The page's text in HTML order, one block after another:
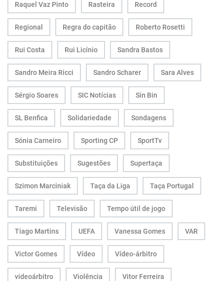
Raquel Vaz Pinto Rasteira Record
Regional Regra do capitão Roberto Rosetti
Rui Costa Rui Licínio Sandra Bastos
Sandro Meira Ricci Sandro Scharer Sara Alves
Sérgio Soares SIC Notícias Sin Bin
SL Benfica Solidariedade Sondagens
Sónia Carneiro Sporting CP SportTv
Substituições Sugestões Supertaça
Szimon Marciniak Taça da Liga Taça Portugal
Taremi Televisão Tempo útil de jogo
Tiago Martins UEFA Vanessa Gomes VAR
Victor Gomes Vídeo Vídeo-árbitro
videoárbitro Violência Vitor Ferreira